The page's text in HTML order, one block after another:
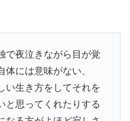
で夜泣きながら目が覚
には意味がない、
い生き方をしてそれを
と思ってくれたりする